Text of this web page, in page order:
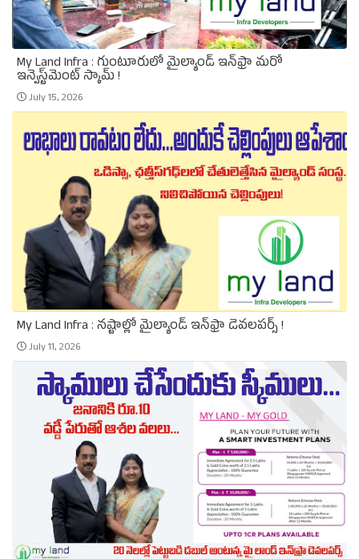
My Land Infra : గుంటూరులో మైల్యాండ్ ఇన్‌ఫ్రా మరో
ఇన్వెస్ట్‌మెంట్ స్కామ్ !
July 15, 2026
My Land Infra : నష్టాల్లో మైల్యాండ్ ఇన్‌ఫ్రా డెవలపర్స్ !
July 11, 2026